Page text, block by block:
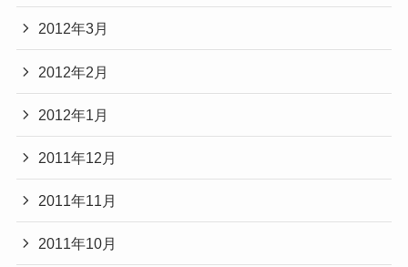
2012年3月
2012年2月
2012年1月
2011年12月
2011年11月
2011年10月